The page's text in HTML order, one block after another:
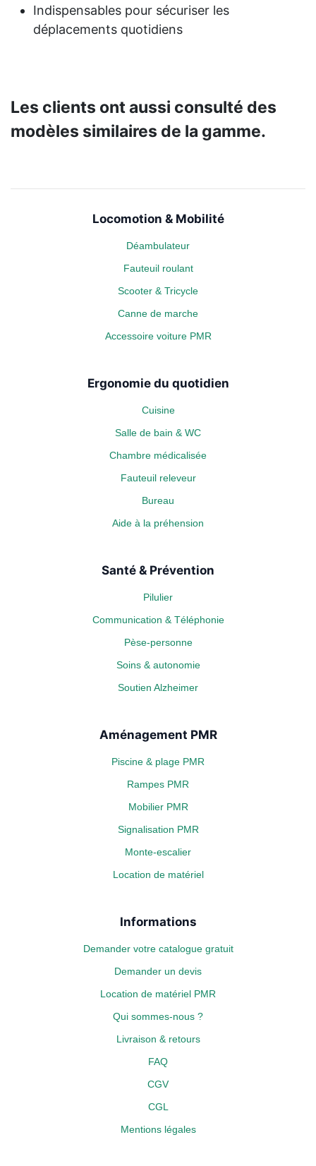
Indispensables pour sécuriser les
déplacements quotidiens
Les clients ont aussi consulté des
modèles similaires de la gamme.
Locomotion & Mobilité
Déambulateur
Fauteuil roulant
Scooter & Tricycle
Canne de marche
Accessoire voiture PMR
Ergonomie du quotidien
Cuisine
Salle de bain & WC
Chambre médicalisée
Fauteuil releveur
Bureau
Aide à la préhension
Santé & Prévention
Pilulier
Communication & Téléphonie
Pèse-personne
Soins & autonomie
Soutien Alzheimer
Aménagement PMR
Piscine & plage PMR
Rampes PMR
Mobilier PMR
Signalisation PMR
Monte-escalier
Location de matériel
Informations
Demander votre catalogue gratuit
Demander un devis
Location de matériel PMR
Qui sommes-nous ?
Livraison & retours
FAQ
CGV
CGL
Mentions légales